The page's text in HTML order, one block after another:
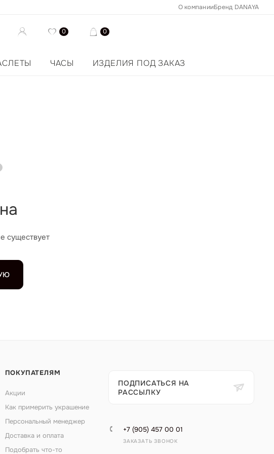
О компанииБренд DANAYA
0 0
ЧАСЫ ИЗДЕЛИЯ ПОД ЗАКАЗ
существует
ПОКУПАТЕЛЯМ
Акции
Как примерить украшение
Персональный менеджер
Доставка и оплата
Подобрать что-то
ПОДПИСАТЬСЯ НА
РАССЫЛКУ
+7 (905) 457 00 01
ЗАКАЗАТЬ ЗВОНОК